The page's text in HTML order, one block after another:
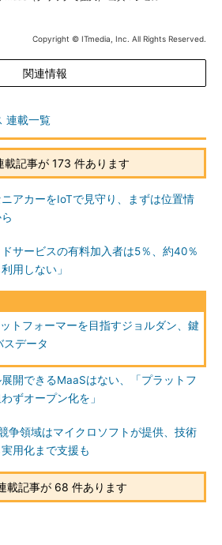
Copyright © ITmedia, Inc. All Rights Reserved.
関連情報
連載一覧
載記事が 173 件あります
アカーをIoTで見守り、まずは位置情
サービスの有料加入者は5％、約40％
用しない」
トフォーマーを目指すジョルダン、鍵
スデータ
開できるMaaSはない、「プラットフ
ずオープン化を」
争領域はマイクロソフトが提供、技術
用化まで支援も
載記事が 68 件あります